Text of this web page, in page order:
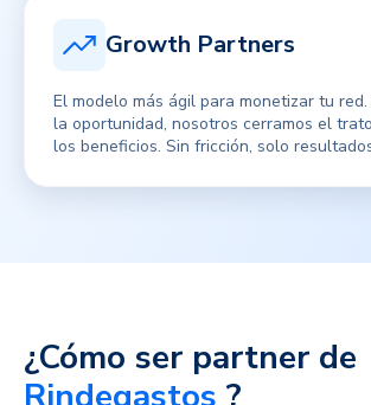
Growth Partners
El modelo más ágil para monetizar tu
la oportunidad, nosotros cerramos el
los beneficios. Sin fricción, solo
¿Cómo ser partner de